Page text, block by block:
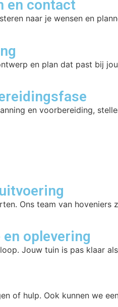
en contact
naar je wensen en
en plan dat past bij
en voorbereiding,
Ons team van
oplevering
Jouw tuin is pas klaar
of hulp. Ook kunnen we